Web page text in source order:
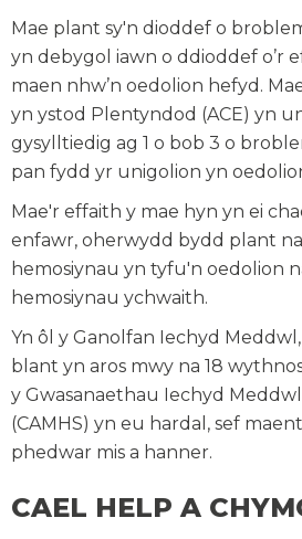
Mae plant sy'n dioddef o
yn debygol iawn o ddioddef o’r
maen nhw’n oedolion hefyd.
yn ystod Plentyndod (ACE) yn
gysylltiedig ag 1 o bob 3 o
pan fydd yr unigolion yn
Mae'r effaith y mae hyn yn ei
enfawr, oherwydd bydd plant
hemosiynau yn tyfu'n oedolion
hemosiynau ychwaith.
Yn ôl y Ganolfan Iechyd
blant yn aros mwy na 18
y Gwasanaethau Iechyd Meddwl
(CAMHS) yn eu hardal, sef
phedwar mis a hanner.
CAEL HELP A